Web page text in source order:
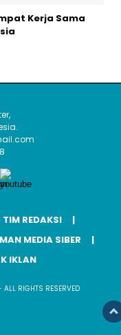
Kerja Sama
TIM REDAKSI
MEDIA SIBER
IKLAN
RIGHTS RESERVED